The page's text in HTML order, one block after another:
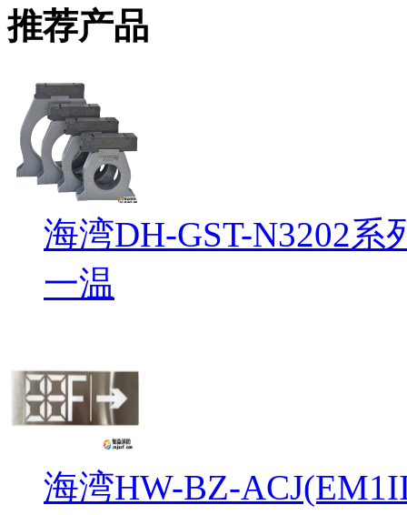
推荐产品
海湾DH-GST-N3202
一温
海湾HW-BZ-